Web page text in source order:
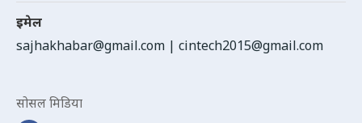
इमेल
sajhakhabar@gmail.com | cintech2015@gmail.com
सोसल मिडिया